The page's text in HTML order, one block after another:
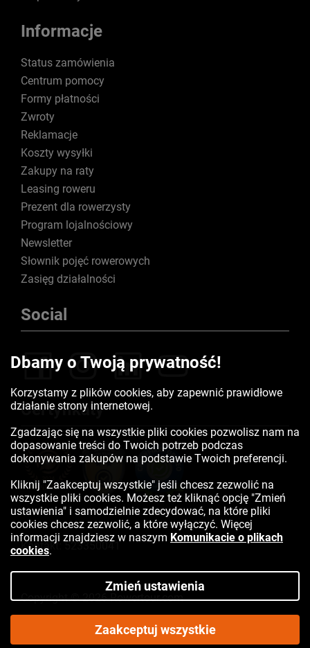
Informacje
Status zamówienia
Centrum pomocy
Formy płatności
Zwroty
Reklamacje
Koszty wysyłki
Zakupy na raty
Leasing roweru
Prezent dla rowerzysty
Program lojalnościowy
Newsletter
Słownik pojęć rowerowych
Zasięg działalności
Social
Certyfikaty
Kontakt: 523350041
Copyright © 2026 Rowertour.com
Internetowy sklep rowerowy
Dbamy o Twoją prywatność!
Korzystamy z plików cookies, aby zapewnić prawidłowe
działanie strony internetowej.
Zgadzając się na wszystkie pliki cookies pozwolisz nam na
dopasowanie treści do Twoich potrzeb podczas
dokonywania zakupów na podstawie Twoich preferencji.
Kliknij "Zaakceptuj wszystkie" jeśli chcesz zezwolić na
wszystkie pliki cookies. Możesz też kliknąć opcję "Zmień
ustawienia" i samodzielnie zdecydować, na które pliki
cookies chcesz zezwolić, a które wyłączyć. Więcej
informacji znajdziesz w naszym Komunikacie o plikach
cookies.
Zmień ustawienia
Zaakceptuj wszystkie